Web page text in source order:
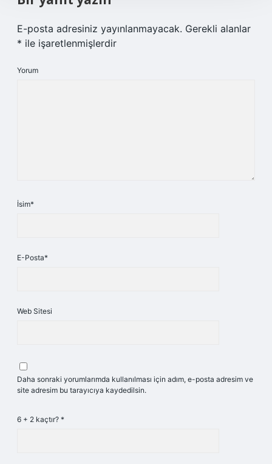
E-posta adresiniz yayınlanmayacak. Gerekli alanlar
* ile işaretlenmişlerdir
Yorum
İsim*
E-Posta*
Web Sitesi
Daha sonraki yorumlarımda kullanılması için adım, e-posta adresim ve
site adresim bu tarayıcıya kaydedilsin.
6 + 2 kaçtır? *